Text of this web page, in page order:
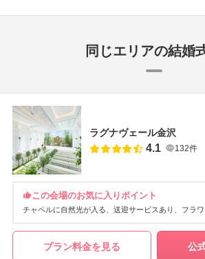
同じエリアの結婚
ラグナヴェール金沢
4.1 132件
この会場のお気に入りポイント
チャペルに自然光が入る 送迎サービスあり フラ
プラン料金を見る 公